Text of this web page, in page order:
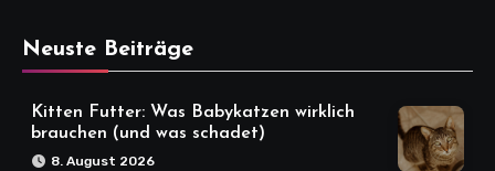
Neuste Beiträge
Kitten Futter: Was Babykatzen wirklich
brauchen (und was schadet)
8. August 2026